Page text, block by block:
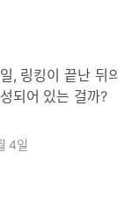
, 링킹이 끝난 뒤
되어 있는 걸까?
4일